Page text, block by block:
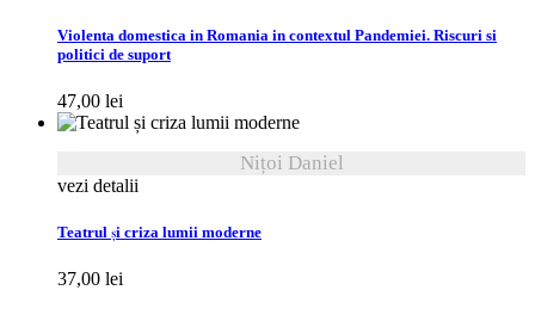
Violenta domestica in Romania in contextul Pandemiei. Riscuri si
politici de suport
47,00 lei
Nițoi Daniel
vezi detalii
Teatrul și criza lumii moderne
37,00 lei